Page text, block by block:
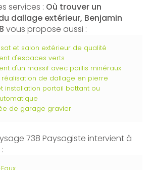
services : Où trouver un
dallage extérieur, Benjamin
vous propose aussi :
et salon extérieur de qualité
d'espaces verts
d'un massif avec paillis minéraux
réalisation de dallage en pierre
installation portail battant ou
de garage gravier
738 Paysagiste intervient à